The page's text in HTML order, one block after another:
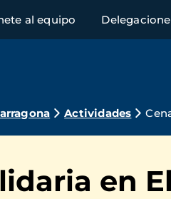
al equipo
Actividades
en